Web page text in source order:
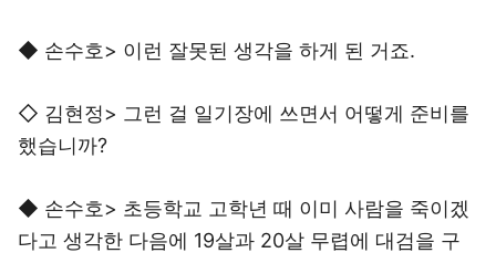
◆ 손수호> 이런 잘못된 생각을 하게 된 거죠.
◇ 김현정> 그런 걸 일기장에 쓰면서 어떻게 준비를
했습니까?
◆ 손수호> 초등학교 고학년 때 이미 사람을 죽이겠
다고 생각한 다음에 19살과 20살 무렵에 대검을 구